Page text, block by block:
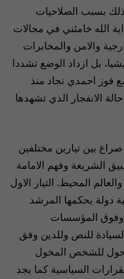
بسبب الصلاحيات
الله خامئني في مجالات
والامن والمخابرات
بل ازداد الوضع تشددا
فوز احمدي نجاد منذ
الانفجار الذي تشهدها
بين تيارين مختلفين
الشريعة وفهم الامامة
المحيط. التيار الاول
دولة يحكمها المرشد
وفوق المؤسسات
للنص وللدين وفق
للشخص المخول
السياسية كما يجد